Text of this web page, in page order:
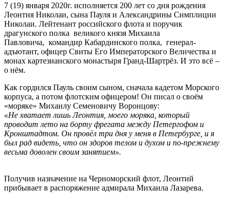
7 (19) января 2020г. исполняется 200 лет со дня рождения
Леонтия Николаи, сына Пауля и Александрины Симплиции
Николаи. Лейтенант российского флота и поручик
драгунского полка великого князя Михаила
Павловича, командир Кабардинского полка, генерал-
адъютант, офицер Свиты Его Императорского Величества и
монах картезианского монастыря Гранд-Шартрёз. И это всё –
о нём.
Как гордился Пауль своим сыном, сначала кадетом Морского
корпуса, а потом флотским офицером! Он писал о своём
«моряке» Михаилу Семеновичу Воронцову:
«Не хватает лишь Леонтия, моего моряка, который
проводит лето на борту фрегата между Петергофом и
Кронштадтом. Он провёл три дня у меня в Петербурге, и я
был рад видеть, что он здоров телом и духом и по-прежнему
весьма доволен своим занятием».
Получив назначение на Черноморский флот, Леонтий
прибывает в распоряжение адмирала Михаила Лазарева.